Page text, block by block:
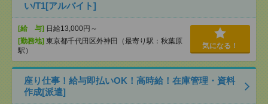
い/T1[アルバイト]
[給 与] 日給13,000円～
[勤務地] 東京都千代田区外神田（最寄り駅：秋葉原
駅）
気になる！
座り仕事！給与即払いOK！高時給！在庫管理・資料
作成[派遣]